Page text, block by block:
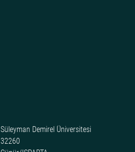
Süleyman Demirel Üniversitesi
32260